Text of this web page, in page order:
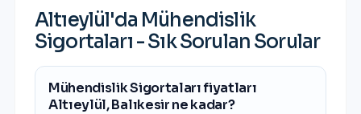
Altıeylül'da Mühendislik
Sigortaları - Sık Sorulan Sorular
Mühendislik Sigortaları fiyatları
Altıeylül, Balıkesir ne kadar?